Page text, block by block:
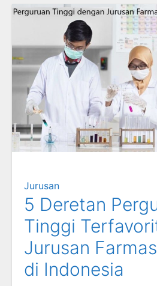
Jurusan
5 Deretan
Tinggi
Jurusan
di Indonesia